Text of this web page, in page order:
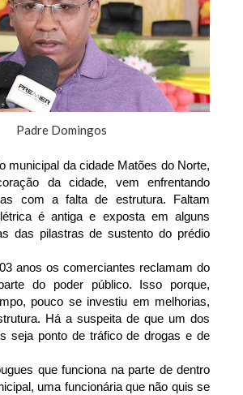
Padre Domingos
municipal da cidade Matões do Norte,
da cidade, vem enfrentando
com a falta de estrutura. Faltam
é antiga e exposta em alguns
das pilastras de sustento do prédio
anos os comerciantes reclamam do
do poder público. Isso porque,
pouco se investiu em melhorias,
Há a suspeita de que um dos
seja ponto de tráfico de drogas e de
que funciona na parte de dentro
uma funcionária que não quis se